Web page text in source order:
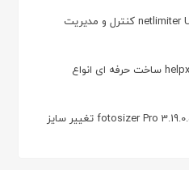
دانلود netlimiter Unlimited 5.3.17 کنترل و مدیریت
دانلود helpxplain 1.5.0.1428 ساخت حرفه ای انواع
دانلود fotosizer Pro 3.19.0.588 + Portable تغییر سایز